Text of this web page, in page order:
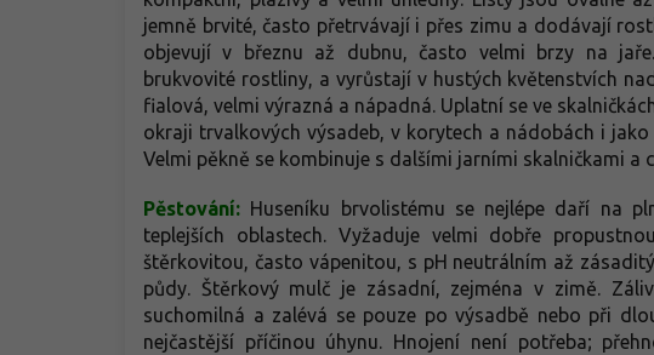
jemně brvité, často přetrvávají i přes zimu a dodávají
objevují v březnu až dubnu, často velmi brzy na
brukvovité rostliny, a vyrůstají v hustých květenstvích
fialová, velmi výrazná a nápadná. Uplatní se ve
okraji trvalkových výsadeb, v korytech a nádobách i
Velmi pěkně se kombinuje s dalšími jarními skalničkami a
Pěstování: Huseníku brvolistému se nejlépe daří na
teplejších oblastech. Vyžaduje velmi dobře
štěrkovitou, často vápenitou, s pH neutrálním až
půdy. Štěrkový mulč je zásadní, zejména v zimě.
suchomilná a zalévá se pouze po výsadbě nebo při
nejčastější příčinou úhynu. Hnojení není potřeba;